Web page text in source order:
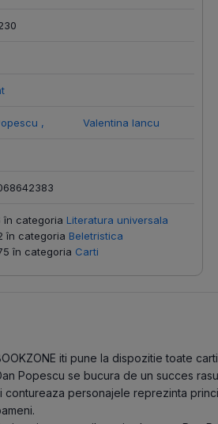
, Valentina Iancu
în categoria Literatura universala
în categoria Beletristica
în categoria Carti
iti pune la dispozitie toate
Popescu se bucura de un succes
contureaza personajele reprezinta